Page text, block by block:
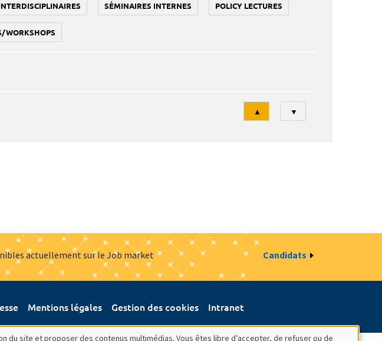
SÉMINAIRES INTERNES POLICY LECTURES
WORKSHOPS
Tri
▲ ▼
actuellement sur le Job market Candidats
Mentions légales Gestion des cookies Intranet
site et proposer des contenus multimédias. Vous êtes libre d’accepter, de refuser ou de